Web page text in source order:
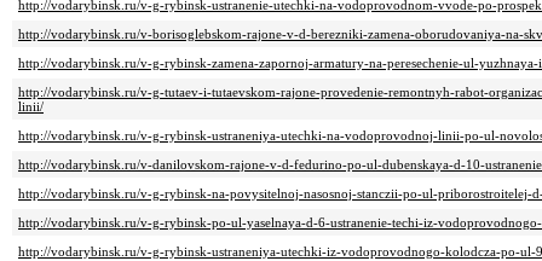
http://vodarybinsk.ru/v-g-rybinsk-ustranenie-utechki-na-vodoprovodnom-vvode-po-
http://vodarybinsk.ru/v-borisoglebskom-rajone-v-d-berezniki-zamena-oborudovaniya-na-
http://vodarybinsk.ru/v-g-rybinsk-zamena-zapornoj-armatury-na-peresechenie-ul-
http://vodarybinsk.ru/v-g-tutaev-i-tutaevskom-rajone-provedenie-remontnyh-rabot-
linii/
http://vodarybinsk.ru/v-g-rybinsk-ustraneniya-utechki-na-vodoprovodnoj-linii-po-ul-
http://vodarybinsk.ru/v-danilovskom-rajone-v-d-fedurino-po-ul-dubenskaya-d-10-
http://vodarybinsk.ru/v-g-rybinsk-na-povysitelnoj-nasosnoj-stanczii-po-ul-priborostroitelej-
http://vodarybinsk.ru/v-g-rybinsk-po-ul-yaselnaya-d-6-ustranenie-techi-iz-
http://vodarybinsk.ru/v-g-rybinsk-ustraneniya-utechki-iz-vodoprovodnogo-kolodcza-po-ul-